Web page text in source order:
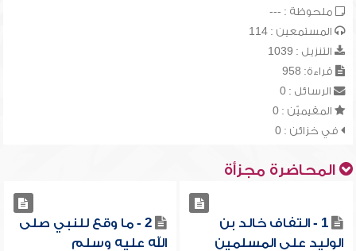
ملحوظة : ---
المستمعين : 114
التنزيل : 1039
قراءة: 958
الرسائل : 0
المقيميّن : 0
في خزائن : 0
المحاضرة مجزأة
1 - التفاف خالد بن
الوليد على المسلمين
2 - ما وقع للنبي صلى
الله عليه وسلم